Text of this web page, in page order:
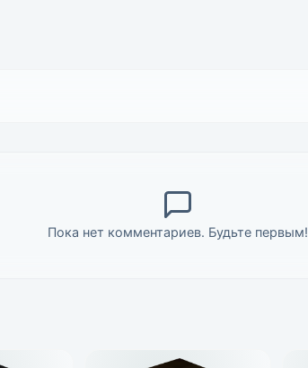
Пока нет комментариев. Будьте первым!